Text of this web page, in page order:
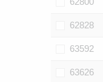
62828
63592
63626